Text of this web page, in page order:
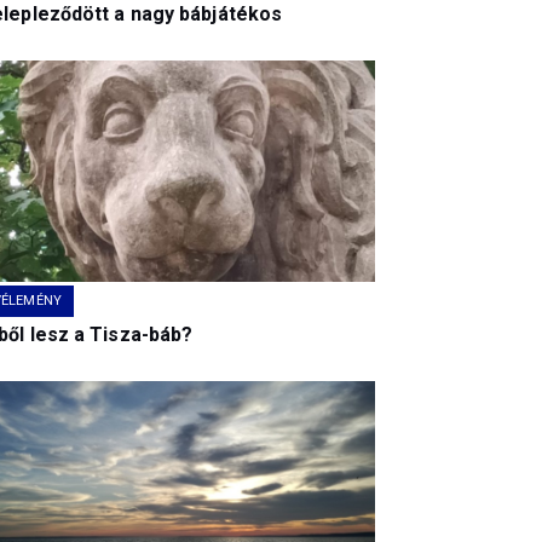
a nagy bábjátékos
lesz a Tisza-báb?